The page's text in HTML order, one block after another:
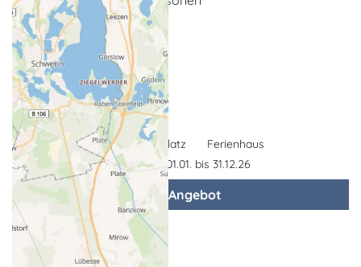
Grillplatz, Rastplatz
... weitere Leistungen
Campingplatz
Ferienhaus
Gültigkeit: 01.01. bis 31.12.26
zum Angebot